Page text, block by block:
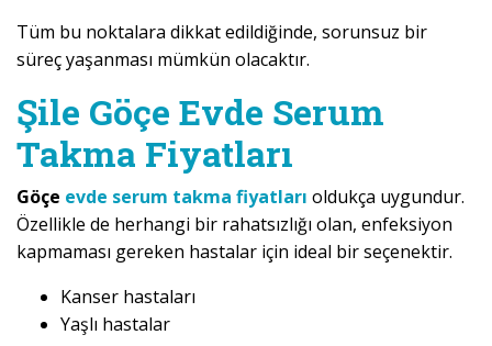
Tüm bu noktalara dikkat edildiğinde, sorunsuz bir
süreç yaşanması mümkün olacaktır.
Şile Göçe Evde Serum
Takma Fiyatları
Göçe evde serum takma fiyatları oldukça uygundur.
Özellikle de herhangi bir rahatsızlığı olan, enfeksiyon
kapmaması gereken hastalar için ideal bir seçenektir.
Kanser hastaları
Yaşlı hastalar